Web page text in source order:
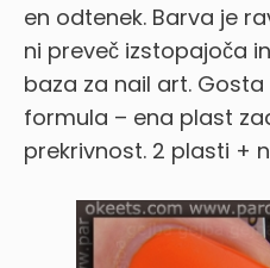
en odtenek. Barva je
ni preveč izstopajoča
baza za nail art.
formula – ena plast
prekrivnost. 2 plasti +